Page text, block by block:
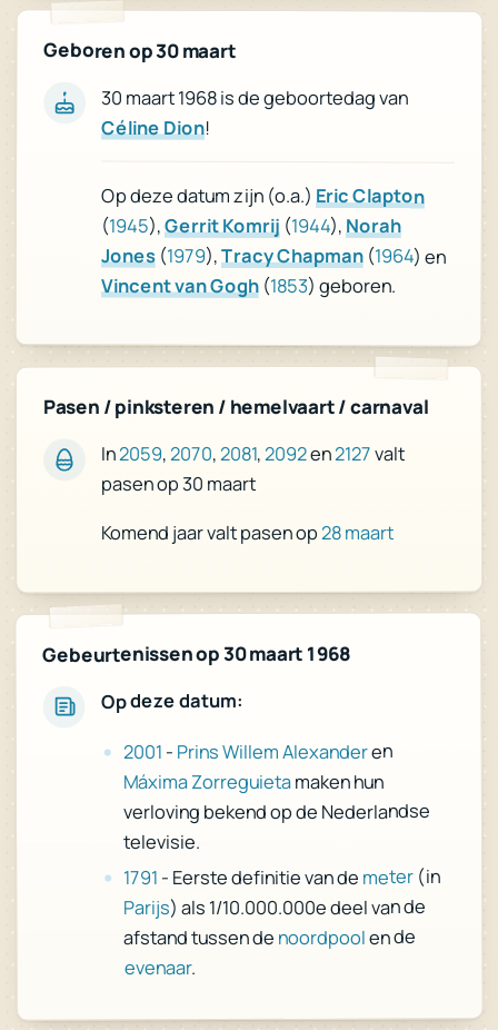
Geboren op 30 maart
30 maart 1968 is de geboortedag van
Céline Dion!
Op deze datum zijn (o.a.) Eric Clapton
(1945),Gerrit Komrij(1944),Norah
Jones(1979),Tracy Chapman(1964) en
Vincent van Gogh(1853) geboren.
Pasen / pinksteren / hemelvaart / carnaval
In2059,2070,2081,2092en2127valt
pasen op 30 maart
Komend jaar valt pasen op28 maart
Gebeurtenissen op 30 maart 1968
Op deze datum:
2001 - Prins Willem Alexanderen
Máxima Zorreguietamaken hun
verloving bekend op de Nederlandse
televisie.
1791 - Eerste definitie van de meter (in
Parijs) als 1/10.000.000e deel van de
afstand tussen de noordpoolen de
evenaar.